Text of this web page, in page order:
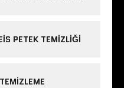
PETEK TEMIZLIĞI